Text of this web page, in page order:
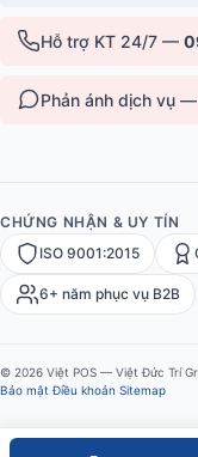
Hỗ trợ KT 24/7 —
Phản ánh dịch vụ —
CHỨNG NHẬN & UY TÍN
ISO 9001:2015
6+ năm phục vụ B2B
© 2026 Việt POS — Việt Đức Trí
Bảo mật ·Điều khoản Sitemap